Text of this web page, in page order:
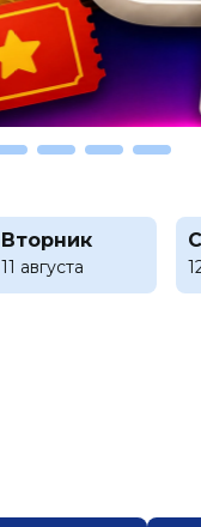
Вторник
11 августа